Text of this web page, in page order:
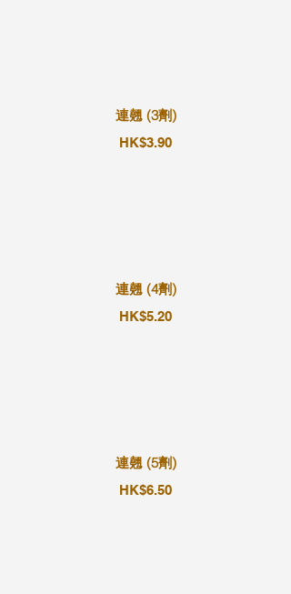
連翹 (3劑)
HK$3.90
連翹 (4劑)
HK$5.20
連翹 (5劑)
HK$6.50